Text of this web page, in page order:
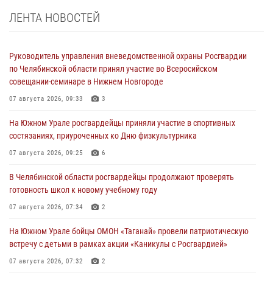
ЛЕНТА НОВОСТЕЙ
Руководитель управления вневедомственной охраны Росгвардии
по Челябинской области принял участие во Всеросийском
совещании-семинаре в Нижнем Новгороде
07 августа 2026, 09:33 3
На Южном Урале росгвардейцы приняли участие в спортивных
состязаниях, приуроченных ко Дню физкультурника
07 августа 2026, 09:25 6
В Челябинской области росгвардейцы продолжают проверять
готовность школ к новому учебному году
07 августа 2026, 07:34 2
На Южном Урале бойцы ОМОН «Таганай» провели патриотическую
встречу с детьми в рамках акции «Каникулы с Росгвардией»
07 августа 2026, 07:32 2